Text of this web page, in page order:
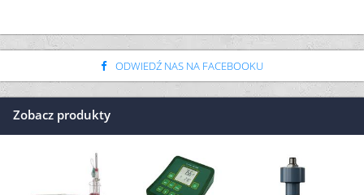
ODWIEDŹ NAS NA FACEBOOKU
Zobacz produkty